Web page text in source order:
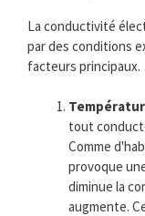
La conductivité
par des conditions
facteurs principaux.
tout
Comme
provoque
diminue la
augmente.